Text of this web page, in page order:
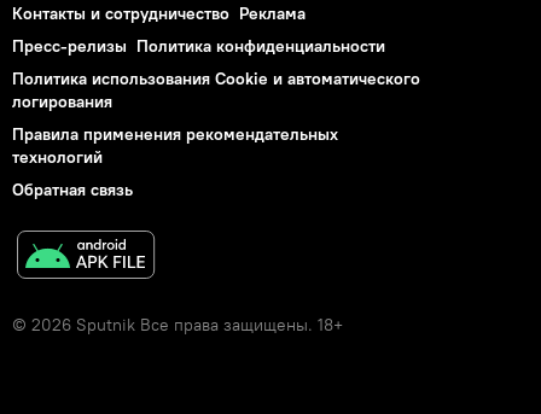
Контакты и сотрудничество Реклама
Пресс-релизы Политика конфиденциальности
Политика использования Cookie и автоматического
логирования
Правила применения рекомендательных
технологий
Обратная связь
© 2026 Sputnik Все права защищены. 18+